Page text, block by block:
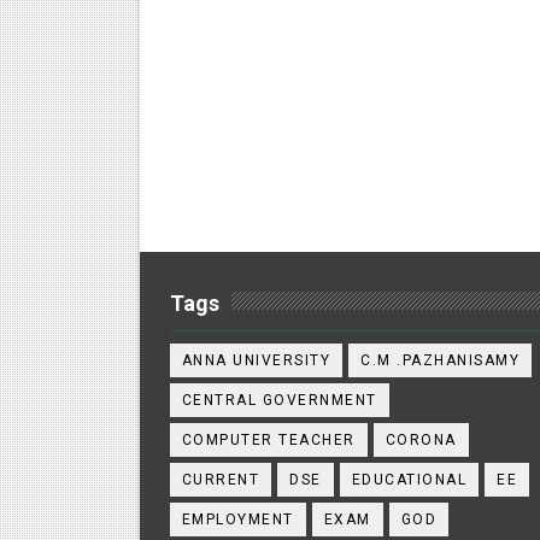
Tags
ANNA UNIVERSITY C.M .PAZHANISAMY
CENTRAL GOVERNMENT
COMPUTER TEACHER CORONA
CURRENT DSE EDUCATIONAL EE
EMPLOYMENT EXAM GOD